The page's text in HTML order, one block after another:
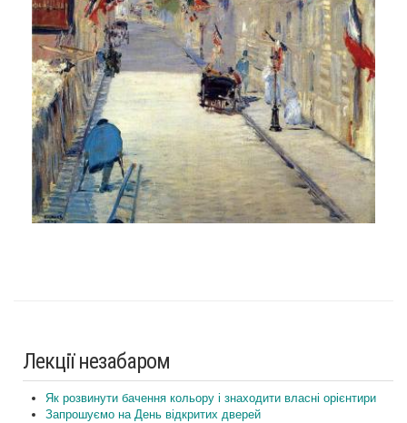
Лекції незабаром
Як розвинути бачення кольору і знаходити власні орієнтири
Запрошуємо на День відкритих дверей